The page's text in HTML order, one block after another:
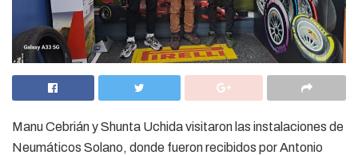
Manu Cebrián y Shunta Uchida visitaron las instalaciones de
Neumáticos Solano, donde fueron recibidos por Antonio